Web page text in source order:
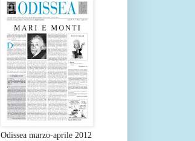
Odissea marzo-aprile 2012